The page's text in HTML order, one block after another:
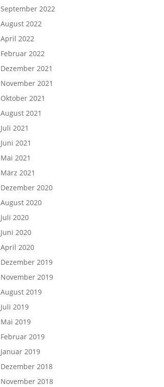
September 2022
August 2022
April 2022
Februar 2022
Dezember 2021
November 2021
Oktober 2021
August 2021
Juli 2021
Juni 2021
Mai 2021
März 2021
Dezember 2020
August 2020
Juli 2020
Juni 2020
April 2020
Dezember 2019
November 2019
August 2019
Juli 2019
Mai 2019
Februar 2019
Januar 2019
Dezember 2018
November 2018